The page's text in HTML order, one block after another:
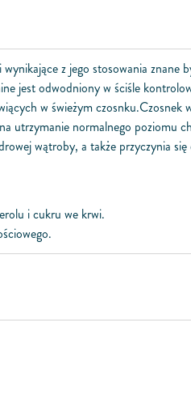
z jego stosowania znane
jest odwodniony w ściśle
w świeżym
utrzymanie normalnego
wątroby, a także przyczynia
i cukru we krwi.